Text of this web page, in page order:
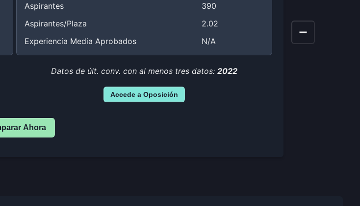
Aspirantes
390
Aspirantes/Plaza
2.02
Experiencia Media Aprobados
N/A
Datos de últ. conv. con al menos tres datos: 2022
Accede a Oposición
Ahora